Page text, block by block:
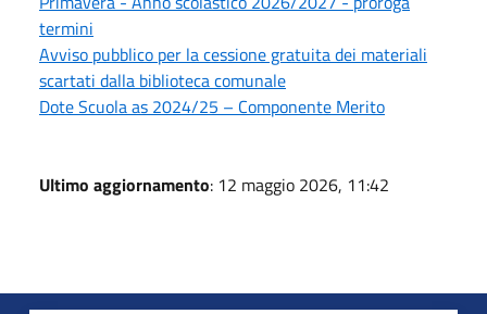
termini
Avviso pubblico per la cessione gratuita dei materiali
scartati dalla biblioteca comunale
Dote Scuola as 2024/25 – Componente Merito
Ultimo aggiornamento: 12 maggio 2026, 11:42